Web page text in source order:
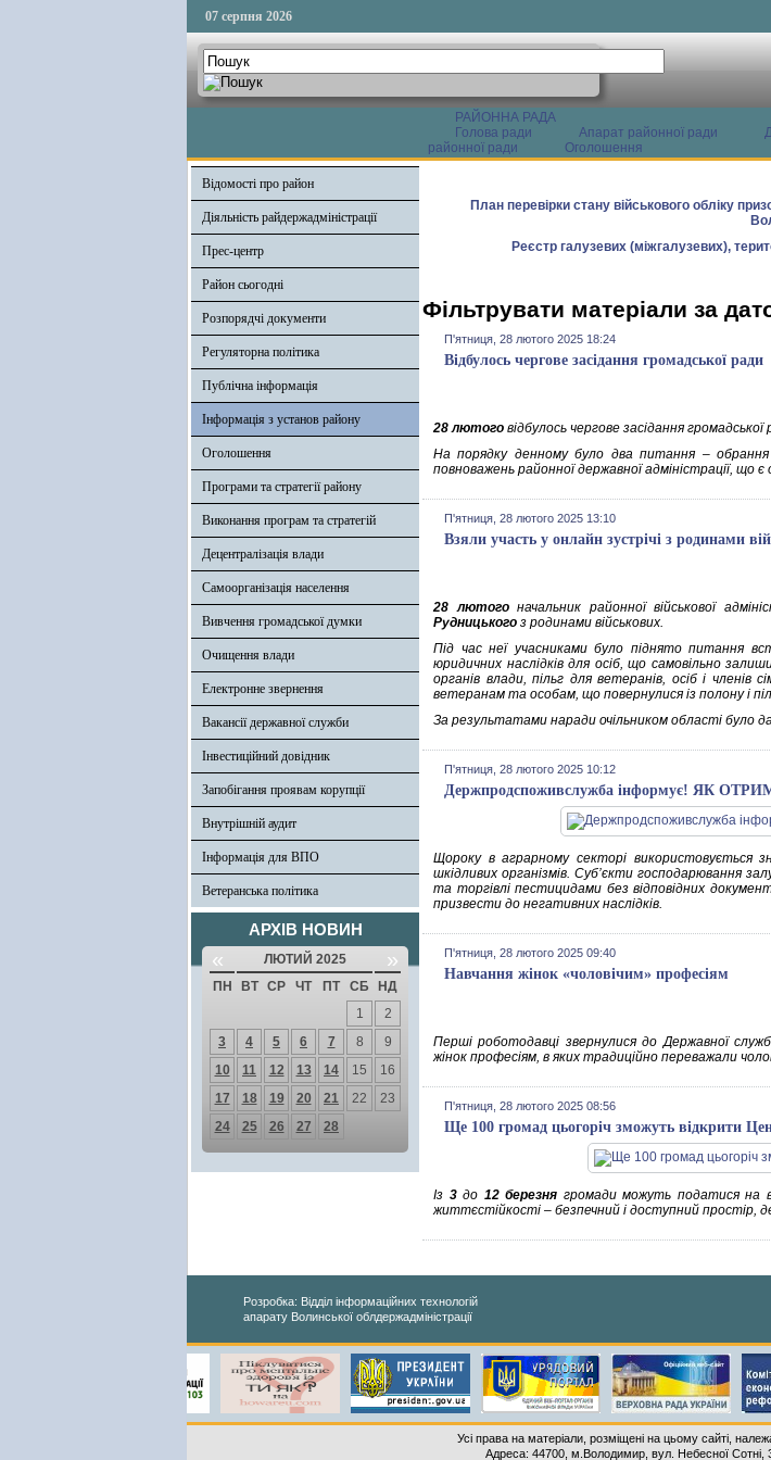
07 серпня 2026
РАЙОННА РАДА
Голова ради
Апарат районної ради
районної ради
Оголошення
Відомості про район
Діяльність райдержадміністрації
Прес-центр
Район сьогодні
Розпорядчі документи
Регуляторна політика
Публічна інформація
Інформація з установ району
Оголошення
Програми та стратегії району
Виконання програм та стратегій
Децентралізація влади
Самоорганізація населення
Вивчення громадської думки
Очищення влади
Електронне звернення
Вакансії державної служби
Інвестиційний довідник
Запобігання проявам корупції
Внутрішній аудит
Інформація для ВПО
Ветеранська політика
АРХІВ НОВИН
« ЛЮТИЙ 2025 »
ПН ВТ СР ЧТ ПТ СБ
НД
1
2
3
4 5 6 7 8
9
10
11 12 13 14 15
16
17
18 19 20 21 22
23
24
25 26 27 28
План перевірки стану військового обліку
Реєстр галузевих (міжгалузевих),
Фільтрувати матеріали за
П'ятниця, 28 лютого 2025 18:24
Відбулось чергове засідання громадської ради
28 лютого відбулось чергове засідання
На порядку денному було два питання – обрання
повноважень районної державної адміністрації, що
П'ятниця, 28 лютого 2025 13:10
Взяли участь у онлайн зустрічі з родинами
28 лютогоначальник районної військової
Рудницького з родинами військових.
Під час неї учасниками було піднято питання
юридичних наслідків для осіб, що самовільно
органів влади, пільг для ветеранів, осіб і членів
ветеранам та особам, що повернулися із полону і
За результатами наради очільником області було
П'ятниця, 28 лютого 2025 10:12
Держпродспоживслужба інформує! ЯК
Щороку в аграрному секторі використовується
шкідливих організмів. Суб’єкти господарювання
та торгівлі пестицидами без відповідних
призвести до негативних наслідків.
П'ятниця, 28 лютого 2025 09:40
Навчання жінок «чоловічим» професіям
Перші роботодавці звернулися до Державної
жінок професіям, в яких традиційно переважали
П'ятниця, 28 лютого 2025 08:56
Ще 100 громад цьогоріч зможуть відкрити
Із 3до 12 березня громади можуть податися на
життєстійкості – безпечний і доступний простір,
Розробка: Відділ інформаційних технологій
апарату Волинської облдержадміністрації
Усі права на матеріали, розміщені на цьому сайті,
Адреса: 44700, м.Володимир, вул. Небесної Сотні,